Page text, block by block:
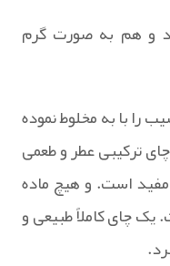
و هم به صورت گرم
را با به مخلوط نموده
ترکیبی عطر و طعمی
است. و هیچ ماده
یک چای کاملاً طبیعی و